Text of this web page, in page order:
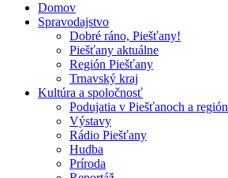
Domov
Spravodajstvo
Dobré ráno, Piešťany!
Piešťany aktuálne
Región Piešťany
Trnavský kraj
Kultúra a spoločnosť
Podujatia v Piešťanoch a región
Výstavy
Rádio Piešťany
Hudba
Príroda